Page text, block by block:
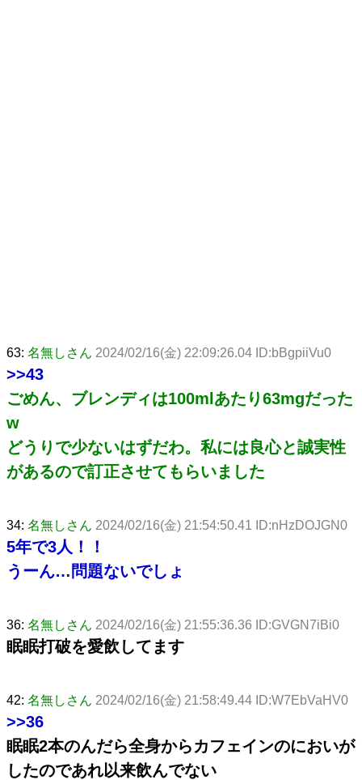
63: 名無しさん 2024/02/16(金) 22:09:26.04 ID:bBgpiiVu0
>>43
ごめん、ブレンディは100mlあたり63mgだった
w
どうりで少ないはずだわ。私には良心と誠実性
があるので訂正させてもらいました
34: 名無しさん 2024/02/16(金) 21:54:50.41 ID:nHzDOJGN0
5年で3人！！
うーん…問題ないでしょ
36: 名無しさん 2024/02/16(金) 21:55:36.36 ID:GVGN7iBi0
眠眠打破を愛飲してます
42: 名無しさん 2024/02/16(金) 21:58:49.44 ID:W7EbVaHV0
>>36
眠眠2本のんだら全身からカフェインのにおいが
したのであれ以来飲んでない